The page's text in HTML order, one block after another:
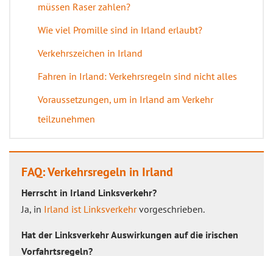
müssen Raser zahlen?
Wie viel Promille sind in Irland erlaubt?
Verkehrszeichen in Irland
Fahren in Irland: Verkehrsregeln sind nicht alles
Voraussetzungen, um in Irland am Verkehr
teilzunehmen
FAQ: Verkehrsregeln in Irland
Herrscht in Irland Linksverkehr?
Ja, in Irland ist Linksverkehrvorgeschrieben.
Hat der Linksverkehr Auswirkungen auf die irischen
Vorfahrtsregeln?